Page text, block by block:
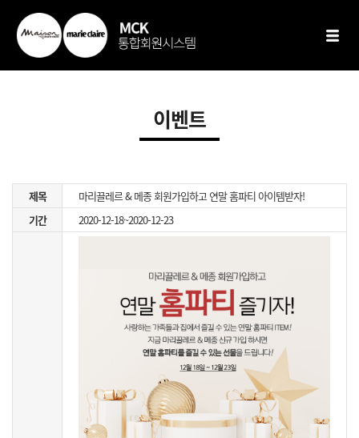
이벤트
제목
마리끌레르 & 메종 회원가입하고 연말 홈파티 아이템받자!
기간
2020-12-18~2020-12-23